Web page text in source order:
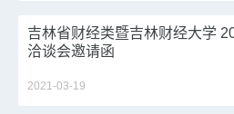
吉林省财经类暨吉林财经大学
洽谈会邀请函
2021-03-19